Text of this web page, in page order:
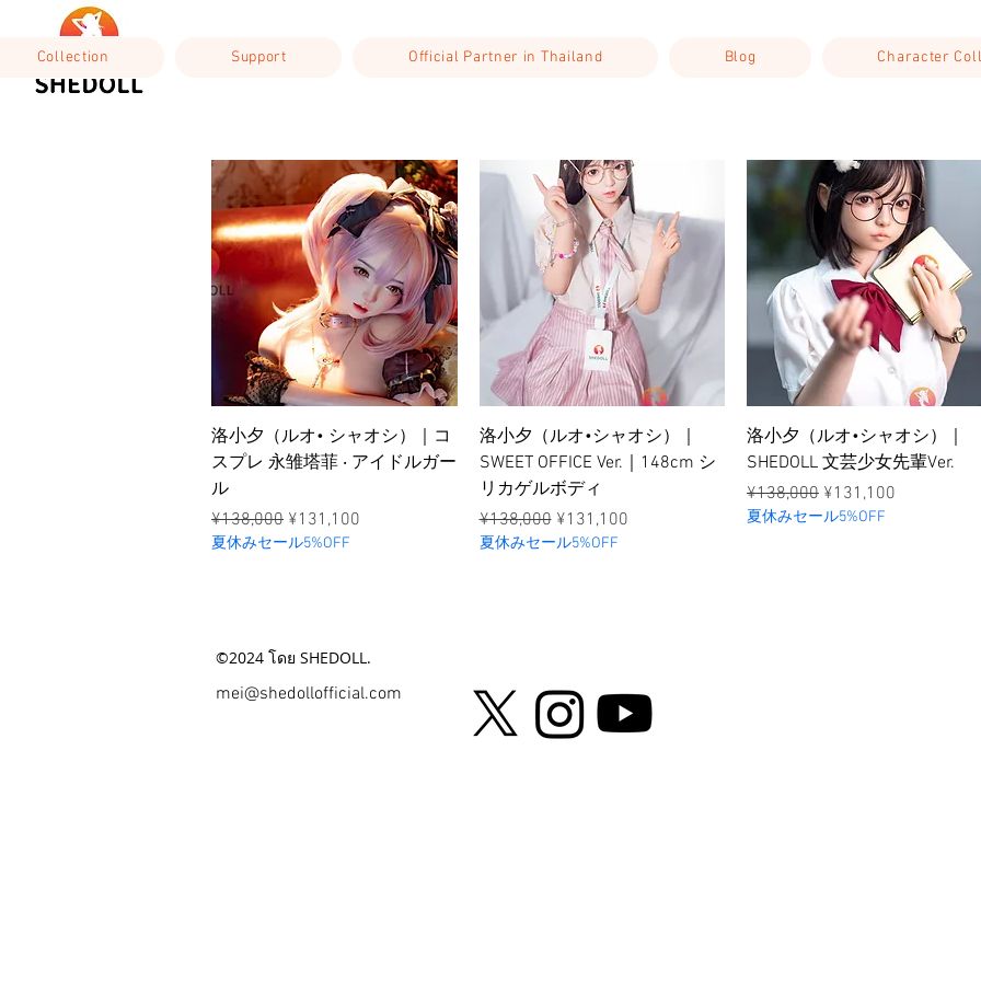
Collection Support Official Partner in Thailand Blog Character
ดูข้อมูลด่วน
洛小夕（ルオ• シャオシ）｜コ
スプレ 永雏塔菲 ‧ アイドルガー
ル
ราคาปกติ
¥138,000 ราคาขายลด
¥131,100
夏休みセール5%OFF
ดูข้อมูลด่วน
洛小夕（ルオ•シャオシ）｜
SWEET OFFICE Ver.｜148cm シ
リカゲルボディ
ราคาปกติ
¥138,000 ราคาขายลด
¥131,100
夏休みセール5%OFF
ดูข้อมูลด่วน
洛小夕（ルオ•シャオシ）｜
SHEDOLL 文芸少女先輩Ver.
ราคาปกติ
¥138,000 ราคาขายลด
¥131,100
夏休みセール5%OFF
©2024 โดย SHEDOLL.
mei@shedollofficial.com